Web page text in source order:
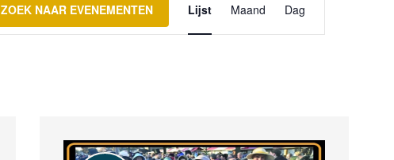
ZOEK NAAR EVENEMENTEN
weergaven
Lijst Maand Dag